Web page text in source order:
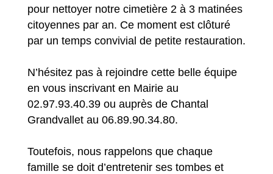
pour nettoyer notre cimetière 2 à 3 matinées
citoyennes par an. Ce moment est clôturé
par un temps convivial de petite restauration.
N’hésitez pas à rejoindre cette belle équipe
en vous inscrivant en Mairie au
02.97.93.40.39 ou auprès de Chantal
Grandvallet au 06.89.90.34.80.
Toutefois, nous rappelons que chaque
famille se doit d’entretenir ses tombes et